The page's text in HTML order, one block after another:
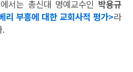
서는 총신대 명예교수인 박용규
부흥에 대한 교회사적 평가>라
.